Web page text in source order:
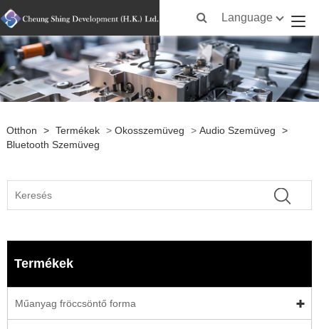
Language
Otthon > Termékek > Okosszemüveg > Audio Szemüveg
>
Bluetooth Szemüveg
Termékek
Műanyag fröccsöntő forma